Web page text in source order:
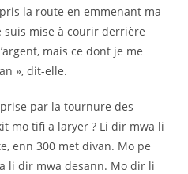
la route en emmenant ma
suis mise à courir derrière
mais ce dont je me
», dit-elle.
par la tournure des
mo tifi a laryer ? Li dir mwa li
enn 300 met divan. Mo pe
li dir mwa desann. Mo dir li